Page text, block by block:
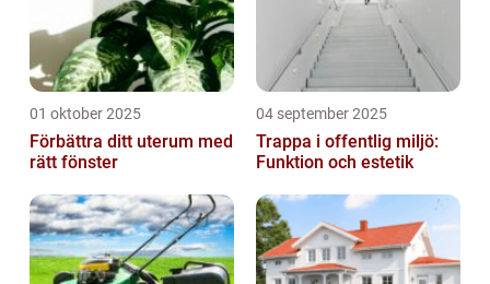
01 oktober 2025
Förbättra ditt uterum med
rätt fönster
04 september 2025
Trappa i offentlig miljö:
Funktion och estetik